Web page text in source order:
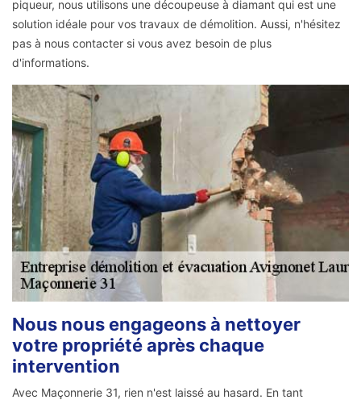
piqueur, nous utilisons une découpeuse à diamant qui est une
solution idéale pour vos travaux de démolition. Aussi, n'hésitez
pas à nous contacter si vous avez besoin de plus
d'informations.
Nous nous engageons à nettoyer
votre propriété après chaque
intervention
Avec Maçonnerie 31, rien n'est laissé au hasard. En tant